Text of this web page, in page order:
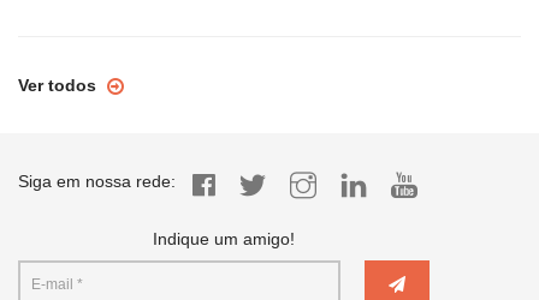
Ver todos
Siga em nossa rede:
Indique um amigo!